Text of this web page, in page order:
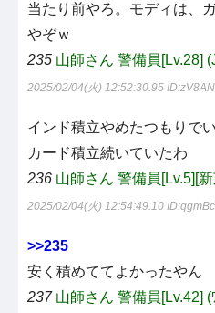
当たり前やろ。モディは、
やぞｗ
235 山師さん 警備員[Lv.28]
2025/02/04(火) 12:52:30.95
インド積立やめたつもりで
カード積立続いていたわ
236 山師さん 警備員[Lv.5][
2025/02/04(火) 12:54:49.10
>>235
安く積めててよかったやん
237 山師さん 警備員[Lv.42]